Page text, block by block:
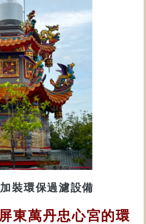
裝環保過濾設備
東萬丹忠心宮的環